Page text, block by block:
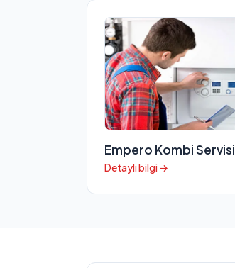
Empero Kombi Servisi
Detaylı bilgi →